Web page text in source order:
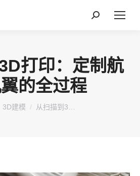
搜
打印：定制航
的全过程
里：
3D建模 从扫描到3…